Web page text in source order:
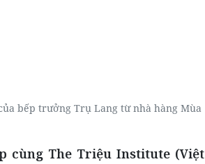
bếp trưởng Trụ Lang từ nhà hàng Mùa
cùng The Triệu Institute (Việt